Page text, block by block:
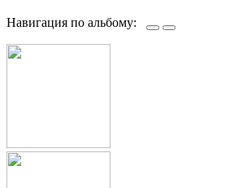
Навигация по альбому: